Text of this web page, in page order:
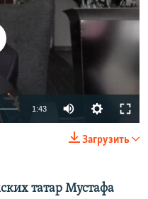
available
1:43
Загрузить
татар Мустафа